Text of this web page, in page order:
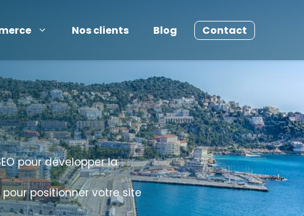
Nos clients Blog Contact
pour développer la
positionner votre site